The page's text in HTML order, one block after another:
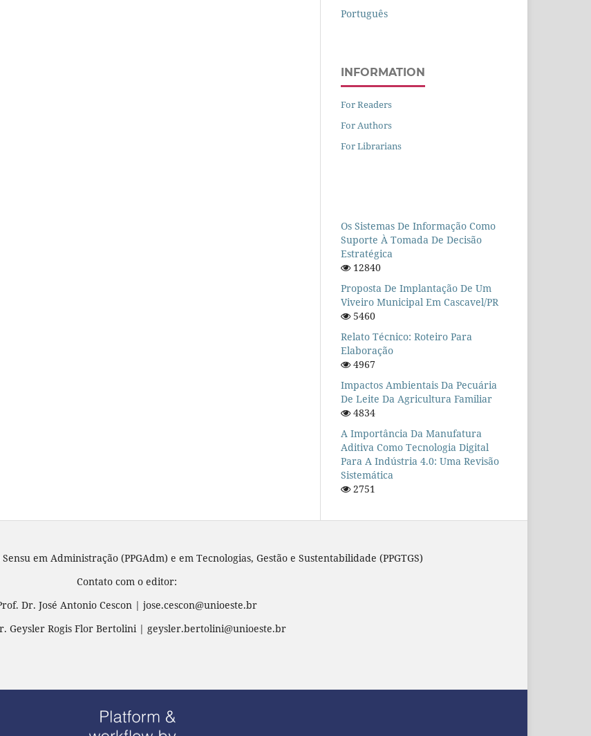
Português
INFORMATION
For Readers
For Authors
For Librarians
Os Sistemas De Informação Como
Suporte À Tomada De Decisão
Estratégica
12840
Proposta De Implantação De Um
Viveiro Municipal Em Cascavel/PR
5460
Relato Técnico: Roteiro Para
Elaboração
4967
Impactos Ambientais Da Pecuária
De Leite Da Agricultura Familiar
4834
A Importância Da Manufatura
Aditiva Como Tecnologia Digital
Para A Indústria 4.0: Uma Revisão
Sistemática
2751
em Administração (PPGAdm) e em Tecnologias, Gestão e Sustentabilidade (PPGTGS)
Contato com o editor:
Dr. José Antonio Cescon | jose.cescon@unioeste.br
Geysler Rogis Flor Bertolini | geysler.bertolini@unioeste.br